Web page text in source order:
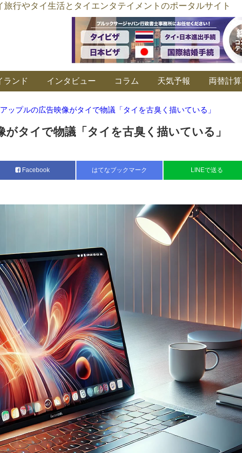
行やタイ生活とタイエンタテイメントのポータルサイト
ランド インタビュー コラム 天気予報 両替計算
アップルの広告映像がタイで物議「タイを古臭く描いている」
がタイで物議「タイを古臭く描いている」
Facebook はてなブックマーク LINEで送る